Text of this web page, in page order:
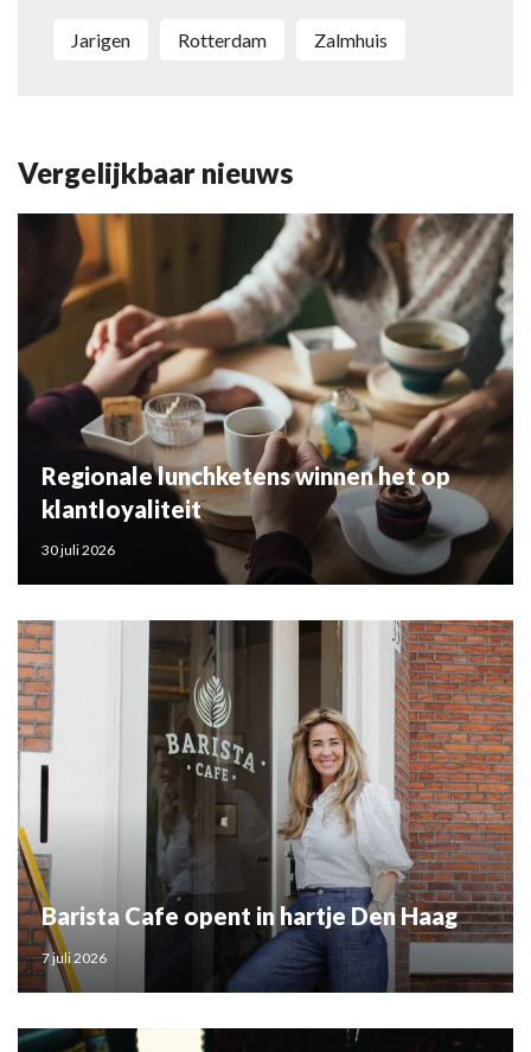
Jarigen Rotterdam Zalmhuis
Vergelijkbaar nieuws
Regionale lunchketens winnen het op
klantloyaliteit
30 juli 2026
Barista Cafe opent in hartje Den Haag
7 juli 2026